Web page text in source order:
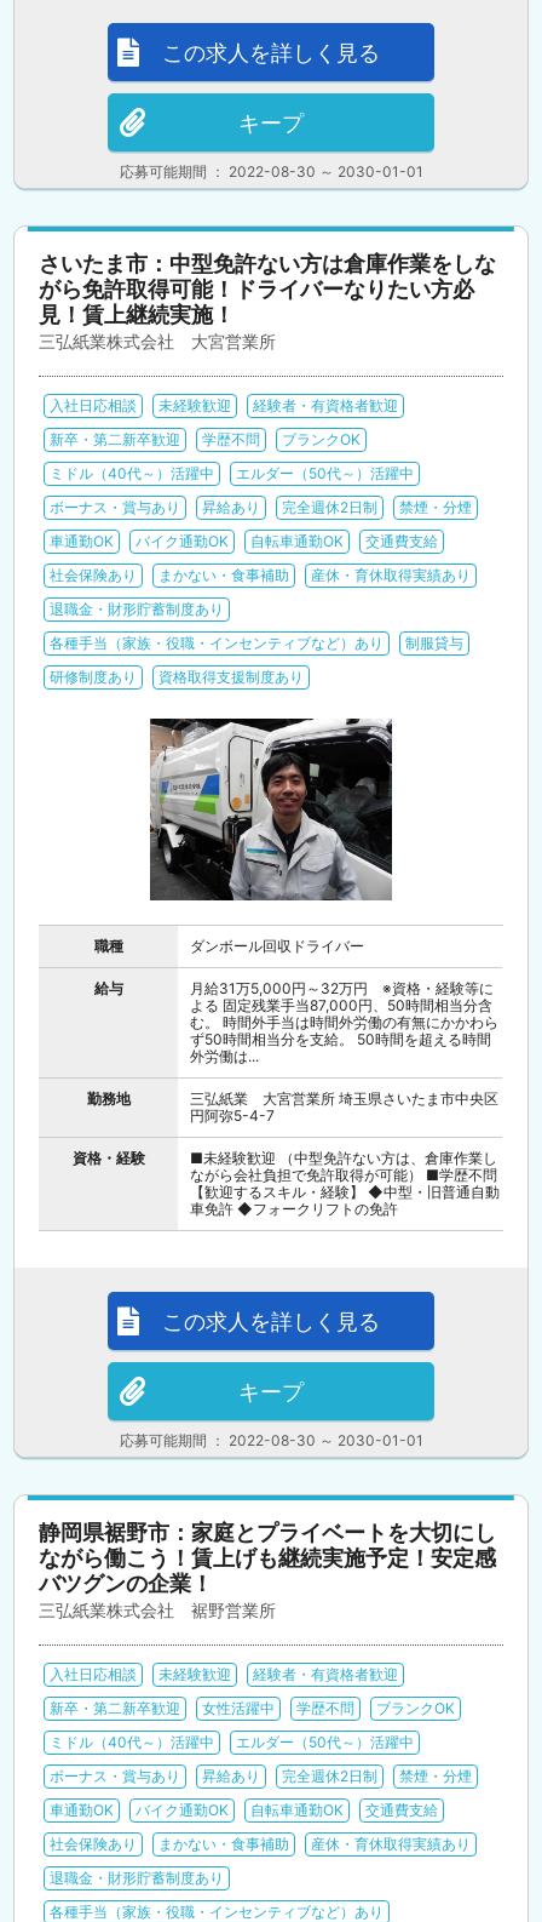
応募可能期間 ： 2022-08-30 ～ 2030-01-01
この求人を詳しく見る
キープ
さいたま市：中型免許ない方は倉庫作業をしな
がら免許取得可能！ドライバーなりたい方必
見！賃上継続実施！
三弘紙業株式会社 大宮営業所
入社日応相談 未経験歓迎
経験者・有資格者歓迎
新卒・第二新卒歓迎
学歴不問
ブランクOK
ミドル（40代～）活躍中
エルダー（50代～）活躍中
ボーナス・賞与あり
昇給あり 完全週休2日制
禁煙・分煙
車通勤OK
バイク通勤OK 自転車通勤OK
交通費支給
社会保険あり
まかない・食事補助
産休・育休取得実績あり
退職金・財形貯蓄制度あり
各種手当（家族・役職・インセンティブなど）あり
制服貸与
研修制度あり
資格取得支援制度あり
職種 ダンボール回収ドライバー
給与
月給31万5,000円～32万円 ※資格・経験等に
よる 固定残業手当87,000円、50時間相当分含
む。 時間外手当は時間外労働の有無にかかわら
ず50時間相当分を支給。 50時間を超える時間
外労働は...
勤務地
三弘紙業 大宮営業所 埼玉県さいたま市中央区
円阿弥5-4-7
資格・経験
■未経験歓迎 （中型免許ない方は、倉庫作業し
ながら会社負担で免許取得が可能） ■学歴不問
【歓迎するスキル・経験】 ◆中型・旧普通自動
車免許 ◆フォークリフトの免許
応募可能期間 ： 2022-08-30 ～ 2030-01-01
この求人を詳しく見る
キープ
静岡県裾野市：家庭とプライベートを大切にし
ながら働こう！賃上げも継続実施予定！安定感
バツグンの企業！
三弘紙業株式会社 裾野営業所
入社日応相談 未経験歓迎
経験者・有資格者歓迎
新卒・第二新卒歓迎
女性活躍中 学歴不問
ブランクOK
ミドル（40代～）活躍中
エルダー（50代～）活躍中
ボーナス・賞与あり
昇給あり 完全週休2日制
禁煙・分煙
車通勤OK
バイク通勤OK 自転車通勤OK
交通費支給
社会保険あり
まかない・食事補助
産休・育休取得実績あり
退職金・財形貯蓄制度あり
各種手当（家族・役職・インセンティブなど）あり